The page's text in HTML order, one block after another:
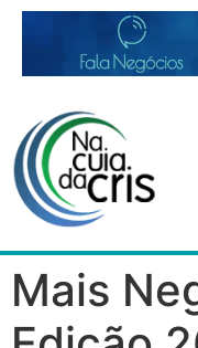
Mais